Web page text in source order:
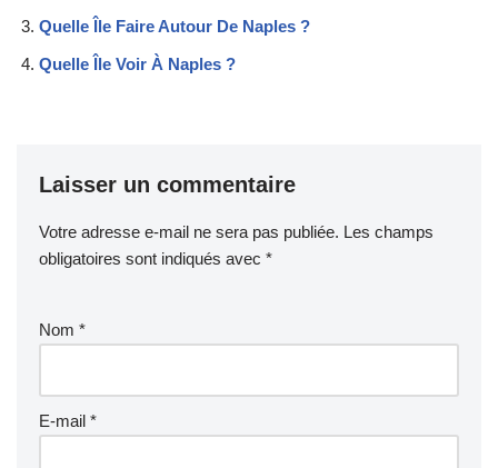
Quelle Île Faire Autour De Naples ?
Quelle Île Voir À Naples ?
Laisser un commentaire
Votre adresse e-mail ne sera pas publiée. Les champs
obligatoires sont indiqués avec *
Nom *
E-mail *